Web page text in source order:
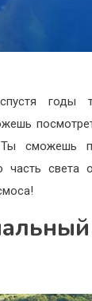
годы
сможешь
света